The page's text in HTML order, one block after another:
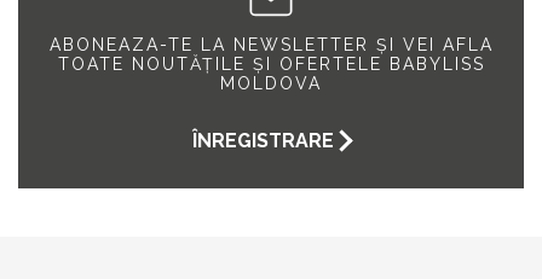
ABONEAZA-TE LA NEWSLETTER ȘI VEI AFLA
TOATE NOUTĂȚILE ȘI OFERTELE BABYLISS
MOLDOVA
ÎNREGISTRARE